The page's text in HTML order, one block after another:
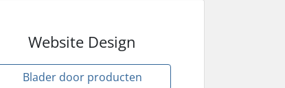
Website Design
Blader door producten